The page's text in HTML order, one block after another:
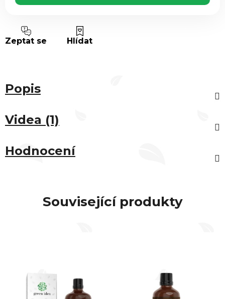
Zeptat se Hlídat
Popis
Videa (1)
Hodnocení
Související produkty